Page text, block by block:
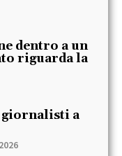
dentro a un
riguarda la
giornalisti a